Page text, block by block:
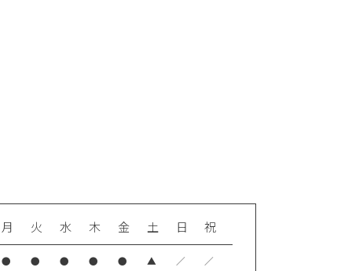
月 火 水 木 金 土 日
祝
● ● ● ● ● ▲ ／ ／